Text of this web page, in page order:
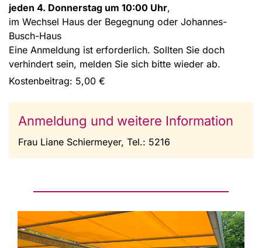
jeden 4. Donnerstag um 10:00 Uhr,
im Wechsel Haus der Begegnung oder Johannes-
Busch-Haus
Eine Anmeldung ist erforderlich. Sollten Sie doch
verhindert sein, melden Sie sich bitte wieder ab.
Kostenbeitrag: 5,00 €
Anmeldung und weitere Information
Frau Liane Schiermeyer, Tel.: 5216